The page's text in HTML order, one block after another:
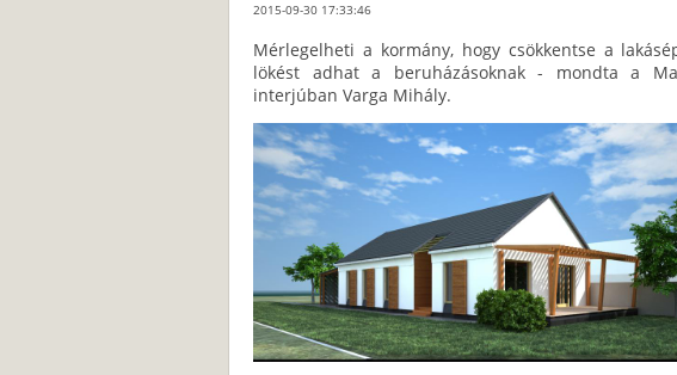
2015-09-30 17:33:46
Mérlegelheti a kormány, hogy csökkentse a
lökést adhat a beruházásoknak - mondta a
interjúban Varga Mihály.